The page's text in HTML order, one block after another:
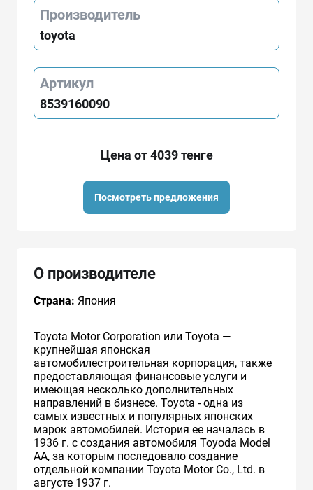
Производитель
toyota
Артикул
8539160090
Цена от 4039 тенге
Посмотреть предложения
О производителе
Страна: Япония
Toyota Motor Corporation или Toyota —
крупнейшая японская
автомобилестроительная корпорация, также
предоставляющая финансовые услуги и
имеющая несколько дополнительных
направлений в бизнесе. Toyota - одна из
самых известных и популярных японских
марок автомобилей. История ее началась в
1936 г. с создания автомобиля Toyoda Model
AA, за которым последовало создание
отдельной компании Toyota Motor Co., Ltd. в
августе 1937 г.